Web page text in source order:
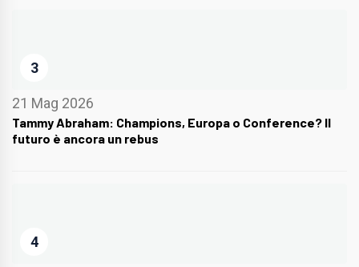
3
21 Mag 2026
Tammy Abraham: Champions, Europa o Conference? Il
futuro è ancora un rebus
4